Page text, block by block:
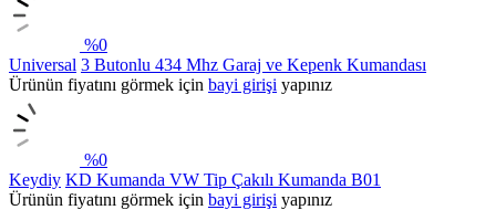
%0
Universal 3 Butonlu 434 Mhz Garaj ve Kepenk Kumandası
Ürünün fiyatını görmek için bayi girişi yapınız
%0
Keydiy KD Kumanda VW Tip Çakılı Kumanda B01
Ürünün fiyatını görmek için bayi girişi yapınız